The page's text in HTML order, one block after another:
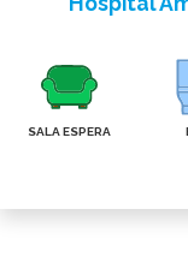
SALA ESPERA